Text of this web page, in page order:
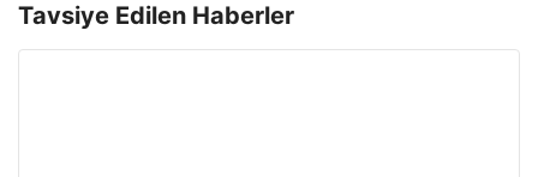
Tavsiye Edilen Haberler